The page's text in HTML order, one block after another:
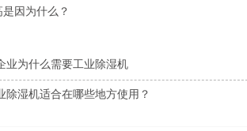
为什么？
业为什么需要工业除湿机
湿机适合在哪些地方使用？